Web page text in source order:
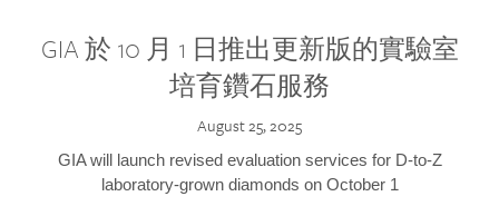
GIA 於 10 月 1 日推出更新版的實驗室
培育鑽石服務
August 25, 2025
GIA will launch revised evaluation services for D-to-Z
laboratory-grown diamonds on October 1